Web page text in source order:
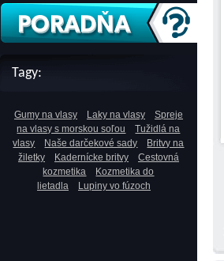
Tagy:
Gumy na vlasy Laky na vlasy
Spreje
na vlasy s morskou soľou
Tužidlá na
vlasy
Naše darčekové sady
Britvy na
žiletky
Kadernícke britvy
Cestovná
kozmetika
Kozmetika do
lietadla
Lupiny vo fúzoch